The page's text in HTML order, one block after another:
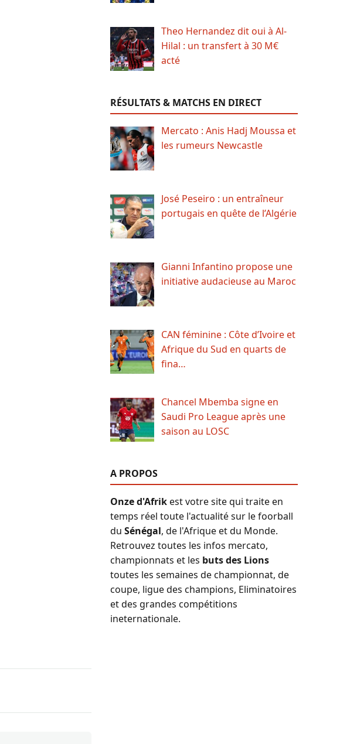
Theo Hernandez dit oui à Al-
Hilal : un transfert à 30 M€
acté
RÉSULTATS & MATCHS EN DIRECT
Mercato : Anis Hadj Moussa et
les rumeurs Newcastle
José Peseiro : un entraîneur
portugais en quête de l’Algérie
Gianni Infantino propose une
initiative audacieuse au Maroc
CAN féminine : Côte d’Ivoire et
Afrique du Sud en quarts de
fina…
Chancel Mbemba signe en
Saudi Pro League après une
saison au LOSC
A PROPOS
Onze d'Afrikest votre site qui traite en
temps réel toute l'actualité sur le foorball
du Sénégal, de l'Afrique et du Monde.
Retrouvez toutes les infos mercato,
championnats et les buts des Lions
toutes les semaines de championnat, de
coupe, ligue des champions, Eliminatoires
et des grandes compétitions
ineternationale.